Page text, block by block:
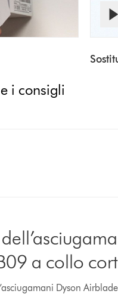
video
i consigli
a collo
Dyson